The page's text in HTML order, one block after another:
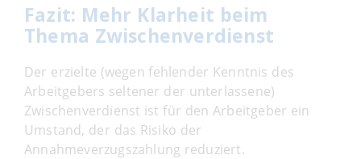
Fazit: Mehr Klarheit beim
Thema Zwischenverdienst
Der erzielte (wegen fehlender Kenntnis des
Arbeitgebers seltener der unterlassene)
Zwischenverdienst ist für den Arbeitgeber ein
Umstand, der das Risiko der
Annahmeverzugszahlung reduziert.